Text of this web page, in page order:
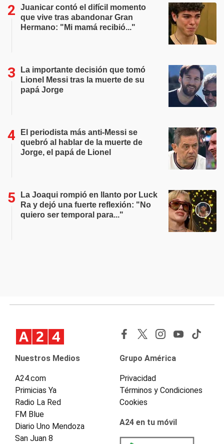
Juanicar contó el difícil momento
que vive tras abandonar Gran
Hermano: "Mi mamá recibió..."
La importante decisión que tomó
Lionel Messi tras la muerte de su
papá Jorge
El periodista más anti-Messi se
quebró al hablar de la muerte de
Jorge, el papá de Lionel
La Joaqui rompió en llanto por Luck
Ra y dejó una fuerte reflexión: "No
quiero ser temporal para..."
Nuestros Medios
A24.com
Primicias Ya
Radio La Red
FM Blue
Diario Uno Mendoza
San Juan 8
Grupo América
Privacidad
Términos y Condiciones
Cookies
A24 en tu móvil